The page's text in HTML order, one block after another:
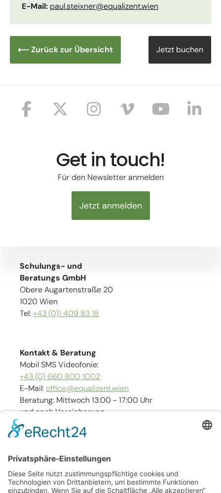
E-Mail: paul.steixner@equalizent.wien
⟵ Zurück zur Übersicht Jetzt buchen
Get in touch!
Für den Newsletter anmelden
Jetzt anmelden
Schulungs- und
Beratungs GmbH
Obere Augartenstraße 20
1020 Wien
Tel:+43 (0)1 409 83 18
Kontakt & Beratung
Mobil SMS Videofonie:
+43 (0) 660 800 1002
E-Mail:office@equalizent.wien
Beratung: Mittwoch 13:00 - 17:00 Uhr
und nach Vereinbarung
Kontakt
Impressum
Barrierefreiheit